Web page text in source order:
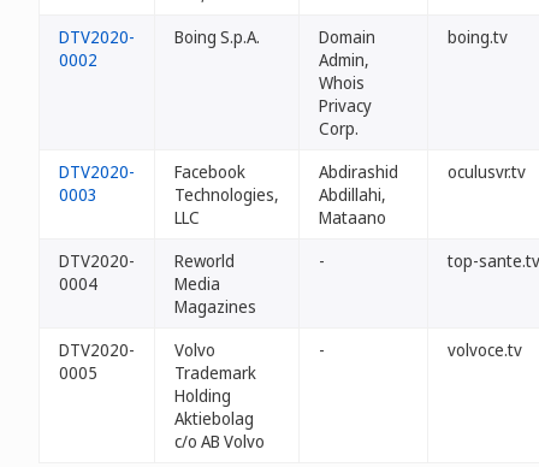
DTV2020-
0002
Boing S.p.A.
Domain
Admin,
Whois
Privacy
Corp.
boing.tv
DTV2020-
0003
Facebook
Technologies,
LLC
Abdirashid
Abdillahi,
Mataano
oculusvr.tv
DTV2020-
0004
Reworld
Media
Magazines
- top-sante.tv
DTV2020-
0005
Volvo
Trademark
Holding
Aktiebolag
c/o AB Volvo
- volvoce.tv